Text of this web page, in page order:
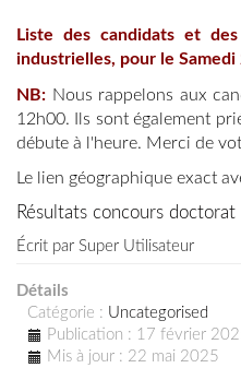
Liste des candidats et
industrielles, pour le
NB: Nous rappelons aux
12h00. Ils sont également
débute à l'heure. Merci de
Le lien géographique exact
Résultats concours
Écrit par Super Utilisateur
Détails
Catégorie : Uncategorised
Publication : 17 février
Mis à jour : 22 mai 2025